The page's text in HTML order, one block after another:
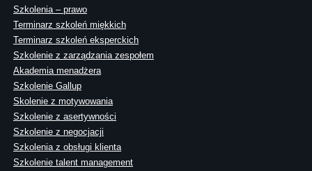
Szkolenia – prawo
Terminarz szkoleń miękkich
Terminarz szkoleń eksperckich
Szkolenie z zarządzania zespołem
Akademia menadżera
Szkolenie Gallup
Skolenie z motywowania
Szkolenie z asertywności
Szkolenie z negocjacji
Szkolenia z obsługi klienta
Szkolenie talent management